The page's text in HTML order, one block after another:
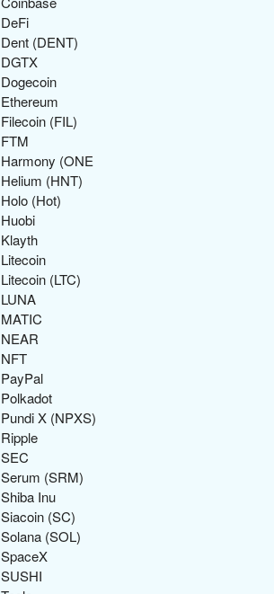
DeFi
Dent (DENT)
DGTX
Dogecoin
Ethereum
Filecoin (FIL)
FTM
Harmony (ONE
Helium (HNT)
Holo (Hot)
Huobi
Klayth
Litecoin
Litecoin (LTC)
LUNA
MATIC
NEAR
NFT
PayPal
Polkadot
Pundi X (NPXS)
Ripple
SEC
Serum (SRM)
Shiba Inu
Siacoin (SC)
Solana (SOL)
SpaceX
SUSHI